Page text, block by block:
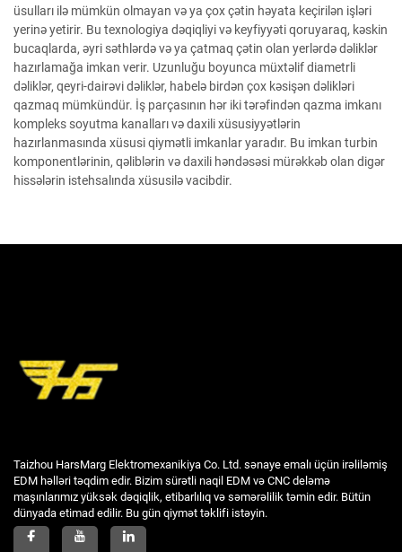
üsulları ilə mümkün olmayan və ya çox çətin həyata keçirilən işləri
yerinə yetirir. Bu texnologiya dəqiqliyi və keyfiyyəti qoruyaraq, kəskin
bucaqlarda, əyri səthlərdə və ya çatmaq çətin olan yerlərdə dəliklər
hazırlamağa imkan verir. Uzunluğu boyunca müxtəlif diametrli
dəliklər, qeyri-dairəvi dəliklər, habelə birdən çox kəsişən dəlikləri
qazmaq mümkündür. İş parçasının hər iki tərəfindən qazma imkanı
kompleks soyutma kanalları və daxili xüsusiyyətlərin
hazırlanmasında xüsusi qiymətli imkanlar yaradır. Bu imkan turbin
komponentlərinin, qəliblərin və daxili həndəsəsi mürəkkəb olan digər
hissələrin istehsalında xüsusilə vacibdir.
Taizhou HarsMarg Elektromexanikiya Co. Ltd. sənaye emalı üçün irəliləmiş
EDM həlləri təqdim edir. Bizim sürətli naqil EDM və CNC deləmə
maşınlarımız yüksək dəqiqlik, etibarlılıq və səmərəlilik təmin edir. Bütün
dünyada etimad edilir. Bu gün qiymət təklifi istəyin.